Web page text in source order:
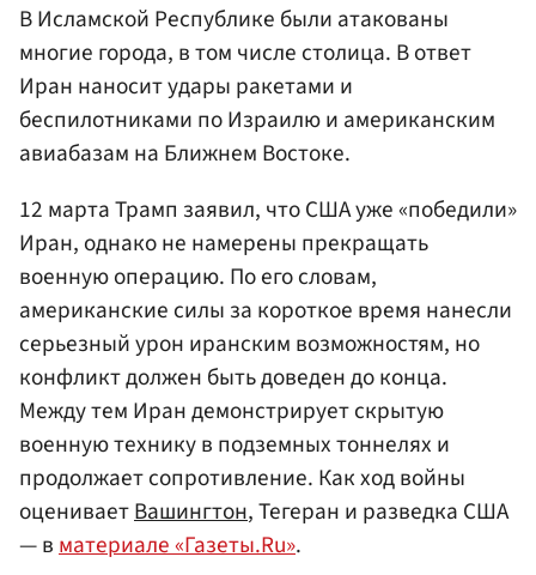
В Исламской Республике были атакованы
многие города, в том числе столица. В ответ
Иран наносит удары ракетами и
беспилотниками по Израилю и американским
авиабазам на Ближнем Востоке.
12 марта Трамп заявил, что США уже «победили»
Иран, однако не намерены прекращать
военную операцию. По его словам,
американские силы за короткое время нанесли
серьезный урон иранским возможностям, но
конфликт должен быть доведен до конца.
Между тем Иран демонстрирует скрытую
военную технику в подземных тоннелях и
продолжает сопротивление. Как ход войны
оцениваетВашингтон, Тегеран и разведка США
— вматериале «Газеты.Ru».